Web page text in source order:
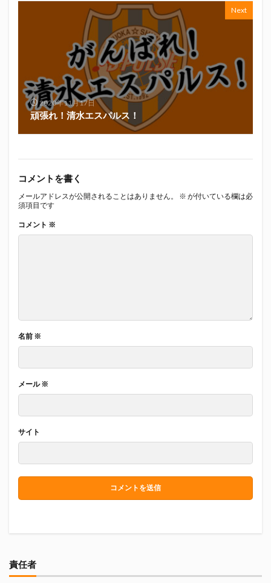
Next
2020年11月17日
頑張れ！清水エスパルス！
コメントを書く
メールアドレスが公開されることはありません。 ※ が付いている欄は必
須項目です
コメント ※
名前 ※
メール※
サイト
責任者
清水エスパルス
清水東高校
湘南ベルマーレ
田中眼蛇夢 田子の月
百田夏菜子
真卓朗商店
矢魔破 磯自慢
磯自慢酒造
神沢川酒造場
立教大学 競馬部
米久
肋さん
臥龍梅 花の舞
花の舞酒造
花の舞酒造株式会社
英君
英君酒造
葵煎餅本家
藤枝MYFC
西武ライオンズ
鈴木矢魔破
開運 青島みかん
青島酒造
静岡おでん
静岡のお酒とおでんを愛でる会
静岡の地酒
静岡麦酒